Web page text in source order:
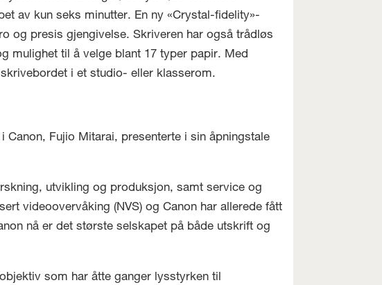
av kun seks minutter. En ny «Crystal-fidelity»-
og presis gjengivelse. Skriveren har også trådløs
mulighet til å velge blant 17 typer papir. Med
i et studio- eller klasserom.
Fujio Mitarai, presenterte i sin åpningstale
utvikling og produksjon, samt service og
videoovervåking (NVS) og Canon har allerede fått
nå er det største selskapet på både utskrift og
som har åtte ganger lysstyrken til